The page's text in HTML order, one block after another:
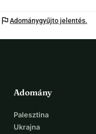
flagAdománygyűjto jelentés.
Adomány
Palesztina
Ukrajna